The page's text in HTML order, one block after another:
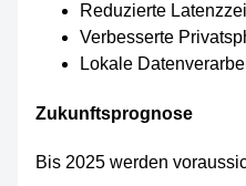
Reduzierte
Verbesserte
Lokale
Zukunftsprognose
Bis 2025 werden